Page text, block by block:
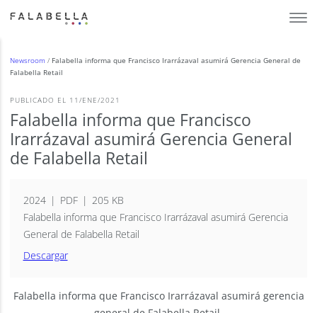
Newsroom/ Falabella informa que Francisco Irarrázaval asumirá Gerencia General de
Falabella Retail
PUBLICADO EL 11/ENE/2021
Falabella informa que Francisco
Irarrázaval asumirá Gerencia General
de Falabella Retail
2024 PDF
205 KB
Falabella informa que Francisco Irarrázaval asumirá Gerencia
General de Falabella Retail
Descargar
Falabella informa que Francisco Irarrázaval asumirá gerencia